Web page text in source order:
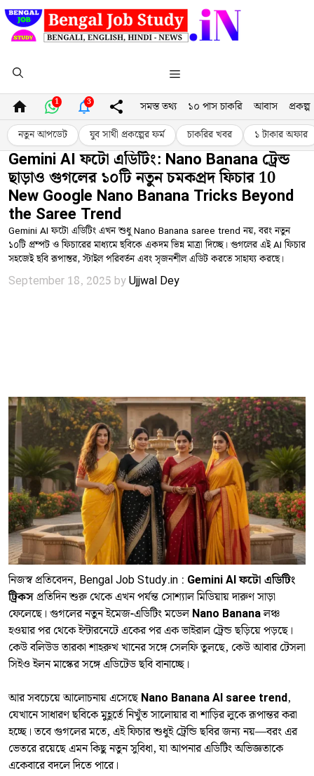
Skip
to
content
Menu
1 3 সমস্ত তথ্য ১০ পাস চাকরি আবাস প্রকল্প
নতুন আপডেট যুব সাথী প্রকল্পের ফর্ম চাকরির খবর ১ টাকার অফার
Gemini AI ফটো এডিটিং: Nano Banana ট্রেন্ড
ছাড়াও গুগলের ১০টি নতুন চমকপ্রদ ফিচার 10
New Google Nano Banana Tricks Beyond
the Saree Trend
Gemini AI ফটো এডিটিং এখন শুধু Nano Banana saree trend নয়, বরং নতুন
১০টি প্রম্পট ও ফিচারের মাধ্যমে ছবিকে একদম ভিন্ন মাত্রা দিচ্ছে। গুগলের এই AI ফিচার
সহজেই ছবি রূপান্তর, স্টাইল পরিবর্তন এবং সৃজনশীল এডিট করতে সাহায্য করছে।
September 18, 2025 byUjjwal Dey
নিজস্ব প্রতিবেদন, Bengal Job Study.in : Gemini AI ফটো এডিটিং
ট্রিকসপ্রতিদিন শুরু থেকে এখন পর্যন্ত সোশ্যাল মিডিয়ায় দারুণ সাড়া
ফেলেছে। গুগলের নতুন ইমেজ-এডিটিং মডেল Nano Bananaলঞ্চ
হওয়ার পর থেকে ইন্টারনেটে একের পর এক ভাইরাল ট্রেন্ড ছড়িয়ে পড়ছে।
কেউ বলিউড তারকা শাহরুখ খানের সঙ্গে সেলফি তুলছে, কেউ আবার টেসলা
সিইও ইলন মাস্কের সঙ্গে এডিটেড ছবি বানাচ্ছে।
আর সবচেয়ে আলোচনায় এসেছে Nano Banana AI saree trend,
যেখানে সাধারণ ছবিকে মুহূর্তে নিখুঁত সালোয়ার বা শাড়ির লুকে রূপান্তর করা
হচ্ছে। তবে গুগলের মতে, এই ফিচার শুধুই ট্রেন্ডি ছবির জন্য নয়—বরং এর
ভেতরে রয়েছে এমন কিছু নতুন সুবিধা, যা আপনার এডিটিং অভিজ্ঞতাকে
একেবারে বদলে দিতে পারে।